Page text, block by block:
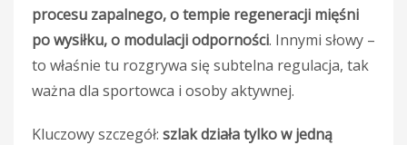
procesu zapalnego, o tempie regeneracji mięśni
po wysiłku, o modulacji odporności. Innymi słowy –
to właśnie tu rozgrywa się subtelna regulacja, tak
ważna dla sportowca i osoby aktywnej.
Kluczowy szczegół: szlak działa tylko w jedną